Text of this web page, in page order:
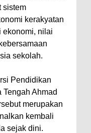
sistem
kerakyatan
ekonomi, nilai
sekolah.
Pendidikan
Ahmad
merupakan
kembali
sejak dini.